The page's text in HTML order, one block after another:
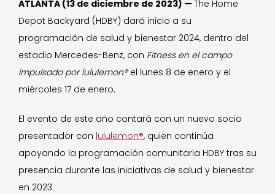
ATLANTA (13 de diciembre de 2023) — The Home
Depot Backyard (HDBY) dará inicio a su
programación de salud y bienestar 2024, dentro del
estadio Mercedes-Benz, con Fitness en el campo
impulsado por lululemon®el lunes 8 de enero y el
miércoles 17 de enero.
El evento de este año contará con un nuevo socio
presentador con lululemon®, quien continúa
apoyando la programación comunitaria HDBY tras su
presencia durante las iniciativas de salud y bienestar
en 2023.